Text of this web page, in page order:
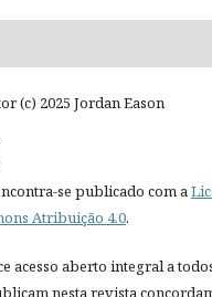
(c) 2025 Jordan Eason
se publicado com a
Atribuição 4.0.
acesso aberto integral a
nesta revista